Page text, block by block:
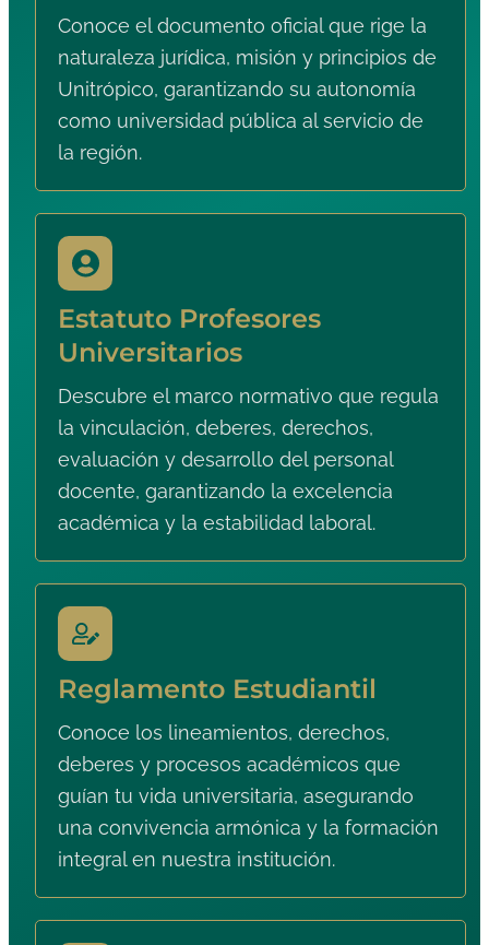
Conoce el documento oficial que rige la
naturaleza jurídica, misión y principios de
Unitrópico, garantizando su autonomía
como universidad pública al servicio de
la región.
Estatuto Profesores
Universitarios
Descubre el marco normativo que regula
la vinculación, deberes, derechos,
evaluación y desarrollo del personal
docente, garantizando la excelencia
académica y la estabilidad laboral.
Reglamento Estudiantil
Conoce los lineamientos, derechos,
deberes y procesos académicos que
guían tu vida universitaria, asegurando
una convivencia armónica y la formación
integral en nuestra institución.